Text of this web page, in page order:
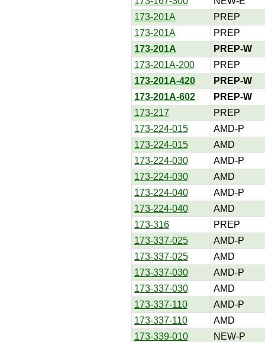
173-201A
PREP
173-201A
PREP
173-201A
PREP-W
173-201A-200
PREP
173-201A-420
PREP-W
173-201A-602
PREP-W
173-217
PREP
173-224-015
AMD-P
173-224-015
AMD
173-224-030
AMD-P
173-224-030
AMD
173-224-040
AMD-P
173-224-040
AMD
173-316
PREP
173-337-025
AMD-P
173-337-025
AMD
173-337-030
AMD-P
173-337-030
AMD
173-337-110
AMD-P
173-337-110
AMD
173-339-010
NEW-P